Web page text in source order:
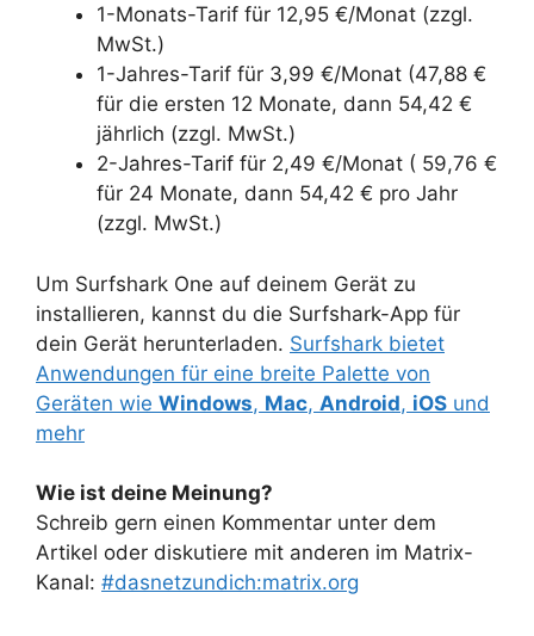
1-Monats-Tarif für 12,95 €/Monat (zzgl.
MwSt.)
1-Jahres-Tarif für 3,99 €/Monat (47,88 €
für die ersten 12 Monate, dann 54,42 €
jährlich (zzgl. MwSt.)
2-Jahres-Tarif für 2,49 €/Monat ( 59,76 €
für 24 Monate, dann 54,42 € pro Jahr
(zzgl. MwSt.)
Um Surfshark One auf deinem Gerät zu
installieren, kannst du die Surfshark-App für
dein Gerät herunterladen. Surfshark bietet
Anwendungen für eine breite Palette von
Geräten wie Windows, Mac, Android, iOS und
mehr
Wie ist deine Meinung?
Schreib gern einen Kommentar unter dem
Artikel oder diskutiere mit anderen im Matrix-
Kanal: #dasnetzundich:matrix.org